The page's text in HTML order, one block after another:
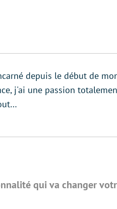
depuis le début de
j'ai une passion
qui va changer